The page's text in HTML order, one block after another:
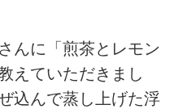
んに「煎茶とレモン
えていただきまし
込んで蒸し上げた浮